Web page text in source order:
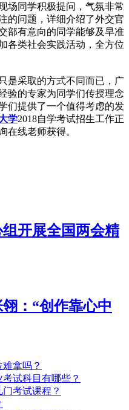
同学积极提问，气氛非常
的问题，详细介绍了外交官
部有意向的同学能够及早准
各类社会实践活动，全方位
采取的方式不同而已，广
验的专家为同学们传授理念
们提供了一个值得考虑的发
学2018自学考试招生工作正
在线老师获得。
开展全国两会精
：“创作靠心中
拿吗？
试科目有哪些？
考试课程？